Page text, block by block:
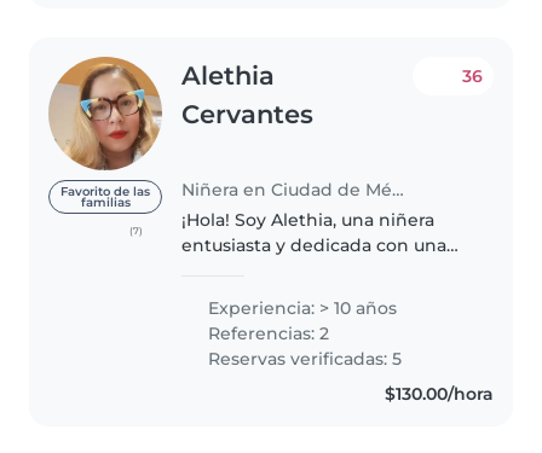
Favorito de las
familias
(7)
Alethia
Cervantes
Niñera en Ciudad de México
36
¡Hola! Soy Alethia, una niñera
entusiasta y dedicada con una
Disfruto involucrando a los niños
en actividades creativas y
educativas, como manualidades,..
Experiencia: > 10 años
Referencias: 2
Reservas verificadas: 5
$130.00/hora